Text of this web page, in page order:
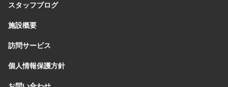
スタッフブログ
施設概要
訪問サービス
個人情報保護方針